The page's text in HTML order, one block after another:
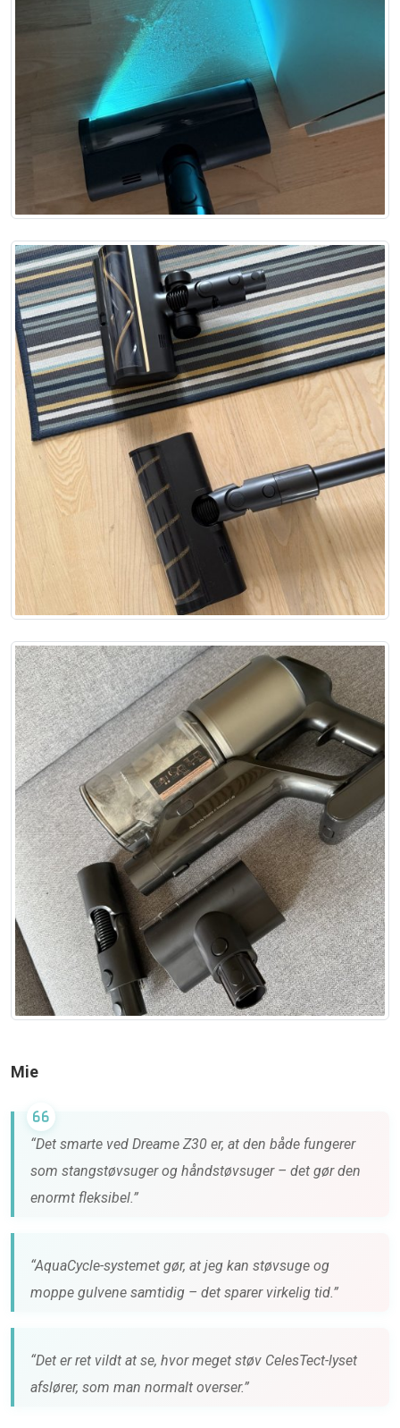
Mie
“Det smarte ved Dreame Z30 er, at den både fungerer
som stangstøvsuger og håndstøvsuger – det gør den
enormt fleksibel.”
“AquaCycle-systemet gør, at jeg kan støvsuge og
moppe gulvene samtidig – det sparer virkelig tid.”
“Det er ret vildt at se, hvor meget støv CelesTect-lyset
afslører, som man normalt overser.”